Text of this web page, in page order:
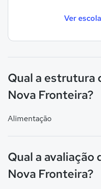
Ver
Qual a estrutura
Nova Fronteira?
Alimentação
Qual a avaliação
Nova Fronteira?